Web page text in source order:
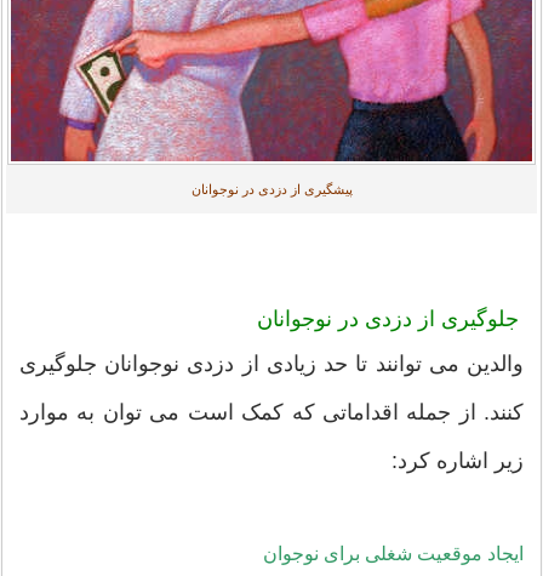
پیشگیری از دزدی در نوجوانان
جلوگیری از دزدی در نوجوانان
والدین می توانند تا حد زیادی از دزدی نوجوانان جلوگیری
کنند. از جمله اقداماتی که کمک است می توان به موارد
زیر اشاره کرد:
ایجاد موقعیت شغلی برای نوجوان